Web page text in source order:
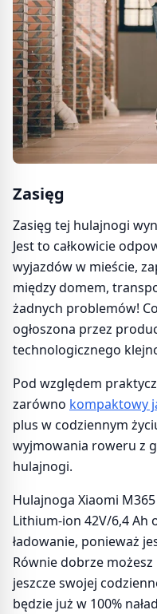
Zasięg
Zasięg tej hulajnogi
Jest to całkowicie
wyjazdów w mieście,
między domem,
żadnych problemów!
ogłoszona przez
technologicznego
Pod względem
zarówno kompaktowy
plus w codziennym
wyjmowania roweru z
hulajnogi.
Hulajnoga Xiaomi
Lithium-ion 42V/6,4 Ah
ładowanie, ponieważ
Równie dobrze możesz
jeszcze swojej
będzie już w 100%